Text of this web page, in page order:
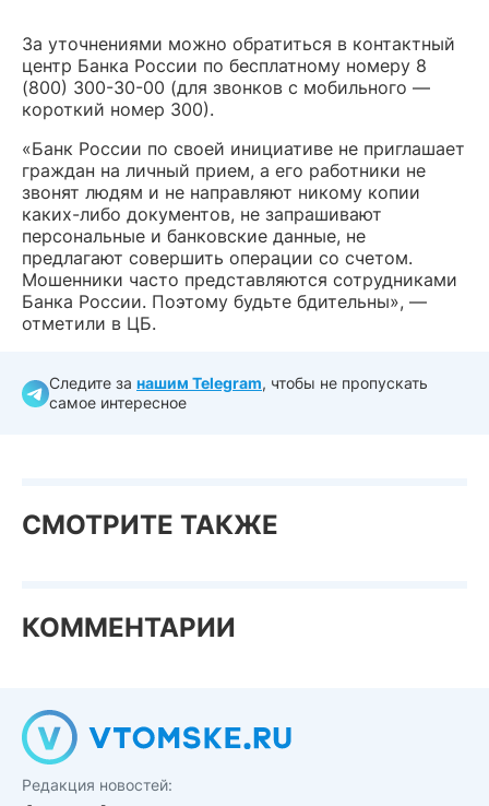
За уточнениями можно обратиться в контактный
центр Банка России по бесплатному номеру 8
(800) 300-30-00 (для звонков с мобильного —
короткий номер 300).
«Банк России по своей инициативе не приглашает
граждан на личный прием, а его работники не
звонят людям и не направляют никому копии
каких-либо документов, не запрашивают
персональные и банковские данные, не
предлагают совершить операции со счетом.
Мошенники часто представляются сотрудниками
Банка России. Поэтому будьте бдительны», —
отметили в ЦБ.
Следите за нашим Telegram, чтобы не пропускать
самое интересное
СМОТРИТЕ ТАКЖЕ
КОММЕНТАРИИ
Редакция новостей: